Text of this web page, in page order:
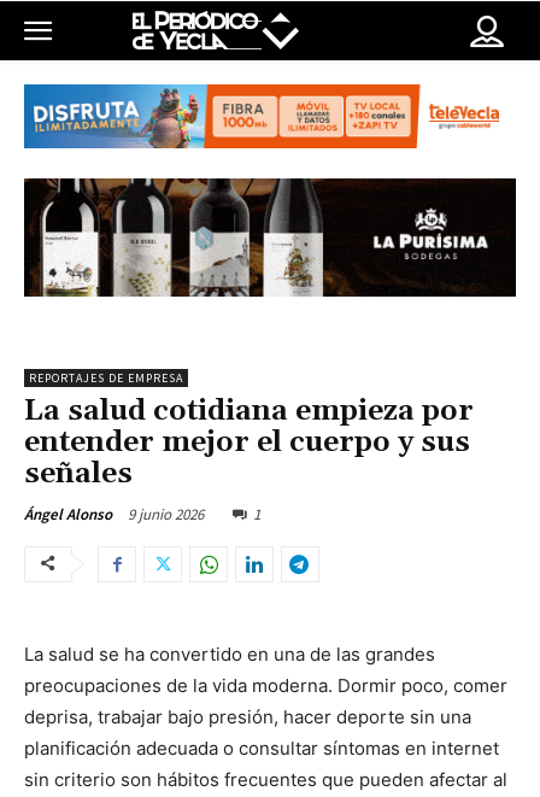
REPORTAJES DE EMPRESA
La salud cotidiana empieza por
entender mejor el cuerpo y sus
señales
Ángel Alonso 9 junio 2026 1
La salud se ha convertido en una de las grandes
preocupaciones de la vida moderna. Dormir poco, comer
deprisa, trabajar bajo presión, hacer deporte sin una
planificación adecuada o consultar síntomas en internet
sin criterio son hábitos frecuentes que pueden afectar al